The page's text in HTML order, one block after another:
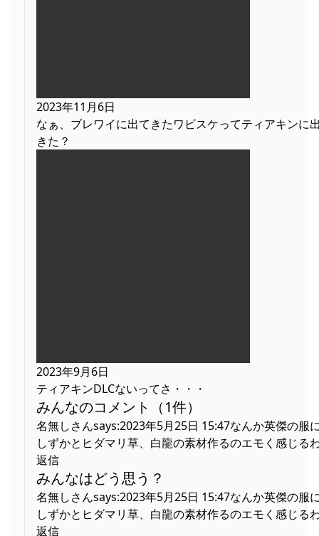
2023年11月6日
なぁ、ブレワイに出てきたワビスケってティアキンに
きた？
2023年9月6日
ティアキンDLCないってさ・・・
みんなのコメント（1件）
名無しさんsays:2023年5月25日 15:47なんか英傑の服
しずかとヒダマリ草、白龍の素材作るのエモく感じる
返信
みんなはどう思う？
名無しさんsays:2023年5月25日 15:47なんか英傑の服
しずかとヒダマリ草、白龍の素材作るのエモく感じる
返信